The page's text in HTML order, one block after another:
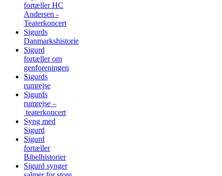
fortæller HC
Andersen -
Teaterkoncert
Sigurds
Danmarkshistorie
Sigurd
fortæller om
genforeningen
Sigurds
rumrejse
Sigurds
rumrejse –
teaterkoncert
Syng med
Sigurd
Sigurd
fortæller
Bibelhistorier
Sigurd synger